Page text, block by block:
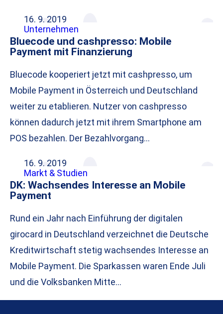
16. 9. 2019
Unternehmen
Bluecode und cashpresso: Mobile
Payment mit Finanzierung
Bluecode kooperiert jetzt mit cashpresso, um
Mobile Payment in Österreich und Deutschland
weiter zu etablieren. Nutzer von cashpresso
können dadurch jetzt mit ihrem Smartphone am
POS bezahlen. Der Bezahlvorgang…
16. 9. 2019
Markt & Studien
DK: Wachsendes Interesse an Mobile
Payment
Rund ein Jahr nach Einführung der digitalen
girocard in Deutschland verzeichnet die Deutsche
Kreditwirtschaft stetig wachsendes Interesse an
Mobile Payment. Die Sparkassen waren Ende Juli
und die Volksbanken Mitte…